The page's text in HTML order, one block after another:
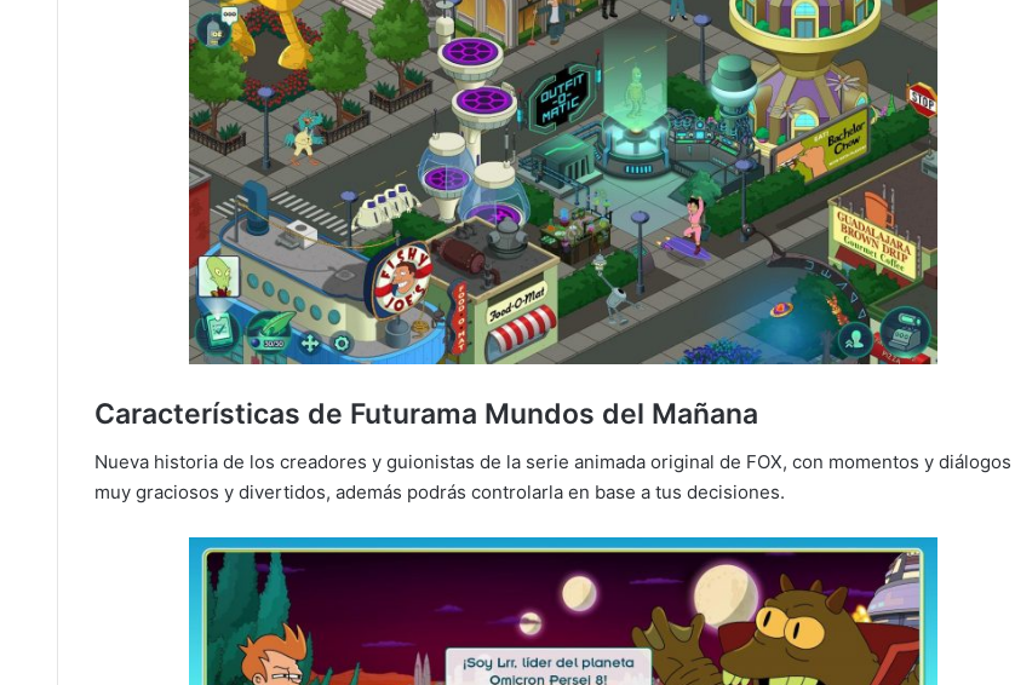
Características de Futurama Mundos del Mañana
Nueva historia de los creadores y guionistas de la serie animada original de FOX, con momentos y diálogos
muy graciosos y divertidos, además podrás controlarla en base a tus decisiones.